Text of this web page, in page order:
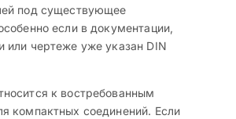
под существующее
если в документации,
или чертеже уже указан DIN
к востребованным
компактных соединений. Если